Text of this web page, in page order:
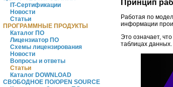
IT-Сертификации
Новости
Статьи
ПРОГРАММНЫЕ ПРОДУКТЫ
Каталог ПО
Лицензиатор ПО
Схемы лицензирования
Новости
Вопросы и ответы
Статьи
Каталог DOWNLOAD
СВОБОДНОЕ ПО/OPEN SOURCE
Принцип
Работая по
информации
Это означает,
таблицах